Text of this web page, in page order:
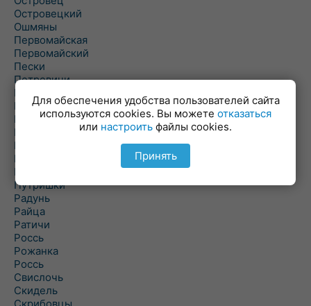
Островецкий
Ошмяны
Первомайская
Первомайский
Пески
Петревичи
Погородно
Пограничный
Подлабенье
Подольцы
Подороск
Поречье
Порозово
Путришки
Радунь
Райца
Ратичи
Роcсь
Рожанка
Россь
Свислочь
Скидель
Для обеспечения удобства пользователей сайта
используются cookies. Вы можете отказаться
или настроить файлы cookies.
Принять